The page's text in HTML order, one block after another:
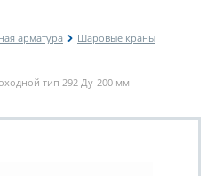
арматура
Шаровые краны
тип 292 Ду-200 мм